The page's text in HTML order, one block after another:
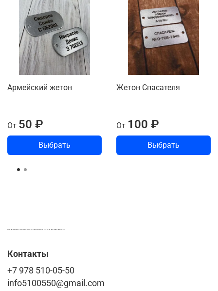
Армейский жетон
От 50 ₽
Выбрать
Жетон Спасателя
От 100 ₽
Выбрать
Контакты
+7 978 510-05-50
info5100550@gmail.com